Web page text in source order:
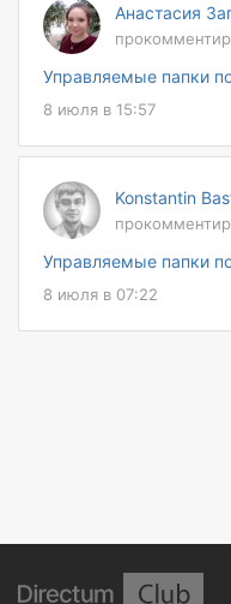
Анастасия
Управляемые папки
8 июля в 15:57
Konstantin
Управляемые папки
8 июля в 07:22